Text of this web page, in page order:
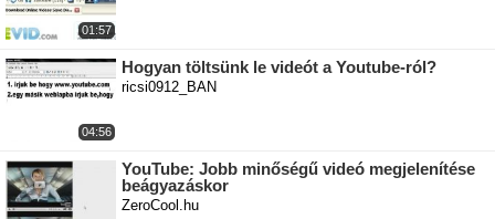
01:57
04:56
Hogyan töltsünk le videót a Youtube-ról?
ricsi0912_BAN
YouTube: Jobb minőségű videó megjelenítése
beágyazáskor
ZeroCool.hu